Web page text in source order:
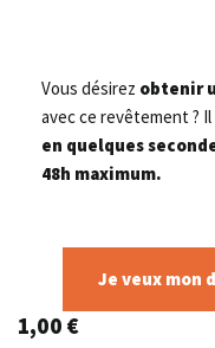
Vous désirez obtenir
avec ce revêtement ?
en quelques
48h maximum.
Je veux mon
1,00 €